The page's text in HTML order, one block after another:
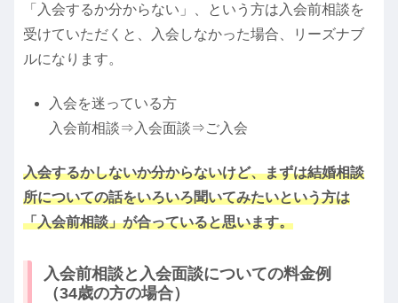
「入会するか分からない」、という方は入会前相談を
受けていただくと、入会しなかった場合、リーズナブ
ルになります。
入会を迷っている方
入会前相談⇒入会面談⇒ご入会
入会するかしないか分からないけど、まずは結婚相談
所についての話をいろいろ聞いてみたいという方は
「入会前相談」が合っていると思います。
入会前相談と入会面談についての料金例
（34歳の方の場合）